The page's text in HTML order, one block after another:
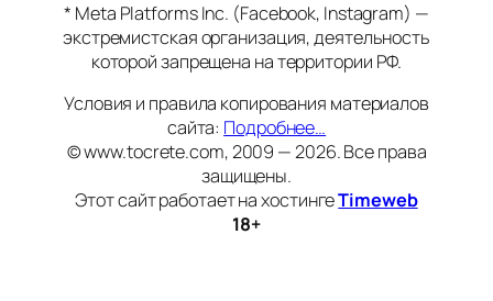
* Meta Platforms Inc. (Facebook, Instagram) —
экстремистская организация, деятельность
которой запрещена на территории РФ.
Условия и правила копирования материалов
сайта: Подробнее…
© www.tocrete.com, 2009 — 2026. Все права
защищены.
Этот сайт работает на хостингеTimeweb
18+